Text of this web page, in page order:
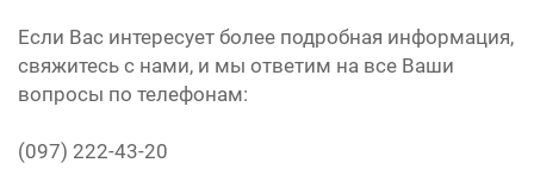
Если Вас интересует более подробная информация,
свяжитесь с нами, и мы ответим на все Ваши
вопросы по телефонам:
(097) 222-43-20